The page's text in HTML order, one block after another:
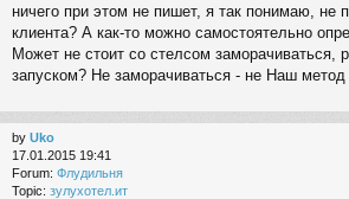
ничего при этом не пишет, я так понимаю, не
клиента? А как-то можно самостоятельно
Может не стоит со стелсом заморачиваться,
запуском? Не заморачиваться - не Наш метод
by Uko
17.01.2015 19:41
Forum: Флудильня
Topic: зулухотел.ит